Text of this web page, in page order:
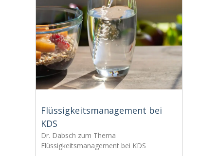
Flüssigkeitsmanagement bei
KDS
Dr. Dabsch zum Thema
Flüssigkeitsmanagement bei KDS